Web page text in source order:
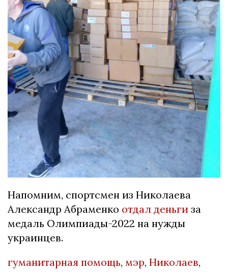
Напомним, спортсмен из Николаева
Александр Абраменко отдал деньги за
медаль Олимпиады-2022 на нужды
украинцев.
гуманитарная помощь, мэр, Николаев,